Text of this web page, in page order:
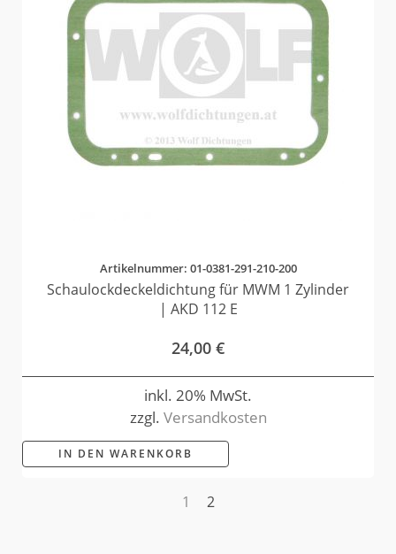
Artikelnummer: 01-0381-291-210-200
Schaulockdeckeldichtung für MWM 1 Zylinder
| AKD 112 E
24,00 €
inkl. 20% MwSt.
zzgl. Versandkosten
IN DEN WARENKORB
1 2